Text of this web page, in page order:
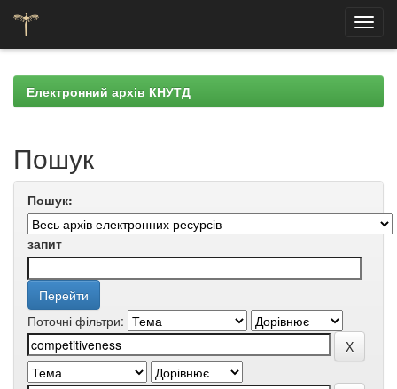
navigationЕлектронний архів КНУТД
Пошук
Пошук:
запит
Поточні фільтри: